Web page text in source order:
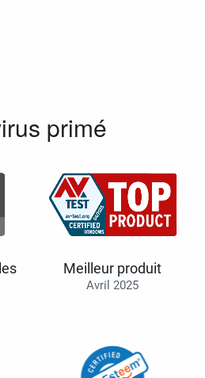
primé
Meilleur produit
Avril 2025